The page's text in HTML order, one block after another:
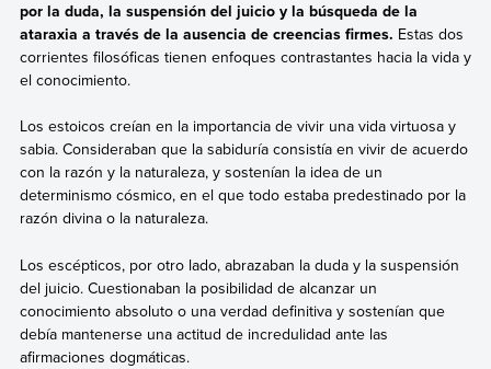
por la duda, la suspensión del juicio y la búsqueda de la
ataraxia a través de la ausencia de creencias firmes. Estas dos
corrientes filosóficas tienen enfoques contrastantes hacia la vida y
el conocimiento.
Los estoicos creían en la importancia de vivir una vida virtuosa y
sabia. Consideraban que la sabiduría consistía en vivir de acuerdo
con la razón y la naturaleza, y sostenían la idea de un
determinismo cósmico, en el que todo estaba predestinado por la
razón divina o la naturaleza.
Los escépticos, por otro lado, abrazaban la duda y la suspensión
del juicio. Cuestionaban la posibilidad de alcanzar un
conocimiento absoluto o una verdad definitiva y sostenían que
debía mantenerse una actitud de incredulidad ante las
afirmaciones dogmáticas.